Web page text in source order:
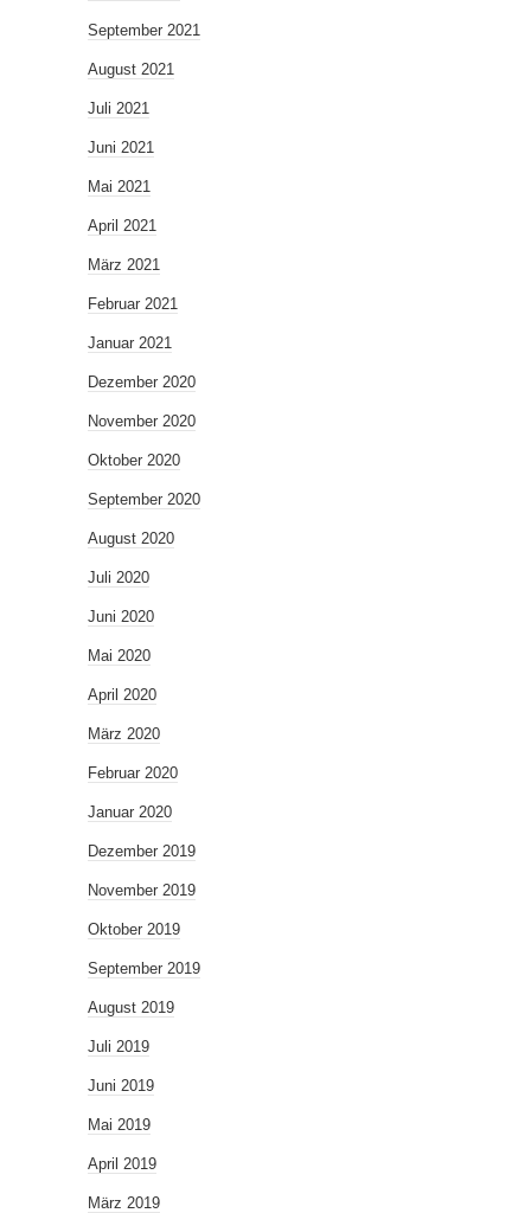
September 2021
August 2021
Juli 2021
Juni 2021
Mai 2021
April 2021
März 2021
Februar 2021
Januar 2021
Dezember 2020
November 2020
Oktober 2020
September 2020
August 2020
Juli 2020
Juni 2020
Mai 2020
April 2020
März 2020
Februar 2020
Januar 2020
Dezember 2019
November 2019
Oktober 2019
September 2019
August 2019
Juli 2019
Juni 2019
Mai 2019
April 2019
März 2019